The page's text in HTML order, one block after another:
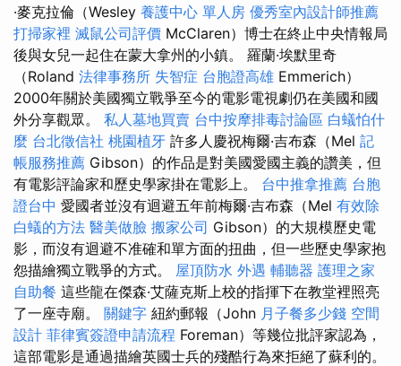
·麥克拉倫（Wesley 養護中心 單人房 優秀室內設計師推薦
打掃家裡 滅鼠公司評價 McClaren）博士在終止中央情報局
後與女兒一起住在蒙大拿州的小鎮。 羅蘭·埃默里奇
（Roland 法律事務所 失智症 台胞證高雄 Emmerich）
2000年關於美國獨立戰爭至今的電影電視劇仍在美國和國
外分享觀眾。 私人墓地買賣 台中按摩排毒討論區 白蟻怕什
麼 台北徵信社 桃園植牙 許多人慶祝梅爾·吉布森（Mel 記
帳服務推薦 Gibson）的作品是對美國愛國主義的讚美，但
有電影評論家和歷史學家掛在電影上。 台中推拿推薦 台胞
證台中 愛國者並沒有迴避五年前梅爾·吉布森（Mel 有效除
白蟻的方法 醫美做臉 搬家公司 Gibson）的大規模歷史電
影，而沒有迴避不准確和單方面的扭曲，但一些歷史學家抱
怨描繪獨立戰爭的方式。 屋頂防水 外遇 輔聽器 護理之家
自助餐 這些龍在傑森·艾薩克斯上校的指揮下在教堂裡照亮
了一座寺廟。 關鍵字 紐約郵報（John 月子餐多少錢 空間
設計 菲律賓簽證申請流程 Foreman）等幾位批評家認為，
這部電影是通過描繪英國士兵的殘酷行為來拒絕了蘇利的。